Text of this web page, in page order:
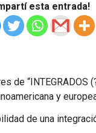
esta entrada!
de “INTEGRADOS
y
de una